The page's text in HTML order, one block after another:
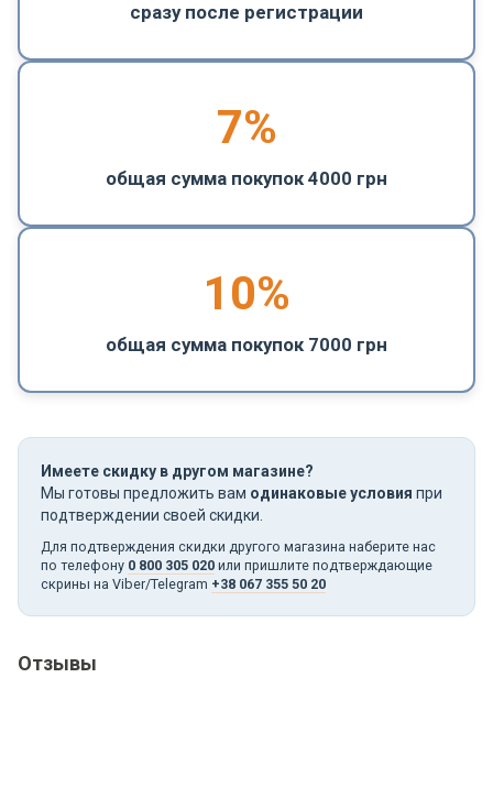
сразу после регистрации
7%
общая сумма покупок 4000 грн
10%
общая сумма покупок 7000 грн
Имеете скидку в другом магазине?
Мы готовы предложить вам одинаковые условия при
подтверждении своей скидки.
Для подтверждения скидки другого магазина наберите нас
по телефону 0 800 305 020 или пришлите подтверждающие
скрины на Viber/Telegram +38 067 355 50 20
Отзывы